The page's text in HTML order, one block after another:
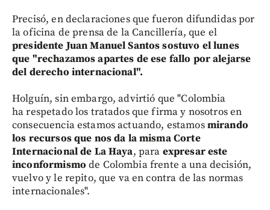
Precisó, en declaraciones que fueron difundidas por
la oficina de prensa de la Cancillería, que el
presidente Juan Manuel Santos sostuvo el lunes
que "rechazamos apartes de ese fallo por alejarse
del derecho internacional".
Holguín, sin embargo, advirtió que "Colombia
ha respetado los tratados que firma y nosotros en
consecuencia estamos actuando, estamosmirando
los recursos que nos da la misma Corte
Internacional de La Haya, para expresar este
inconformismo de Colombia frente a una decisión,
vuelvo y le repito, que va en contra de las normas
internacionales".